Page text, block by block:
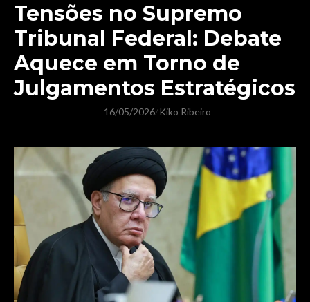
Tensões no Supremo
Tribunal Federal: Debate
Aquece em Torno de
Julgamentos Estratégicos
16/05/2026/ Kiko Ribeiro